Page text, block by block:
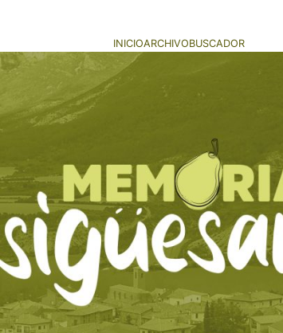
INICIOARCHIVOBUSCADOR